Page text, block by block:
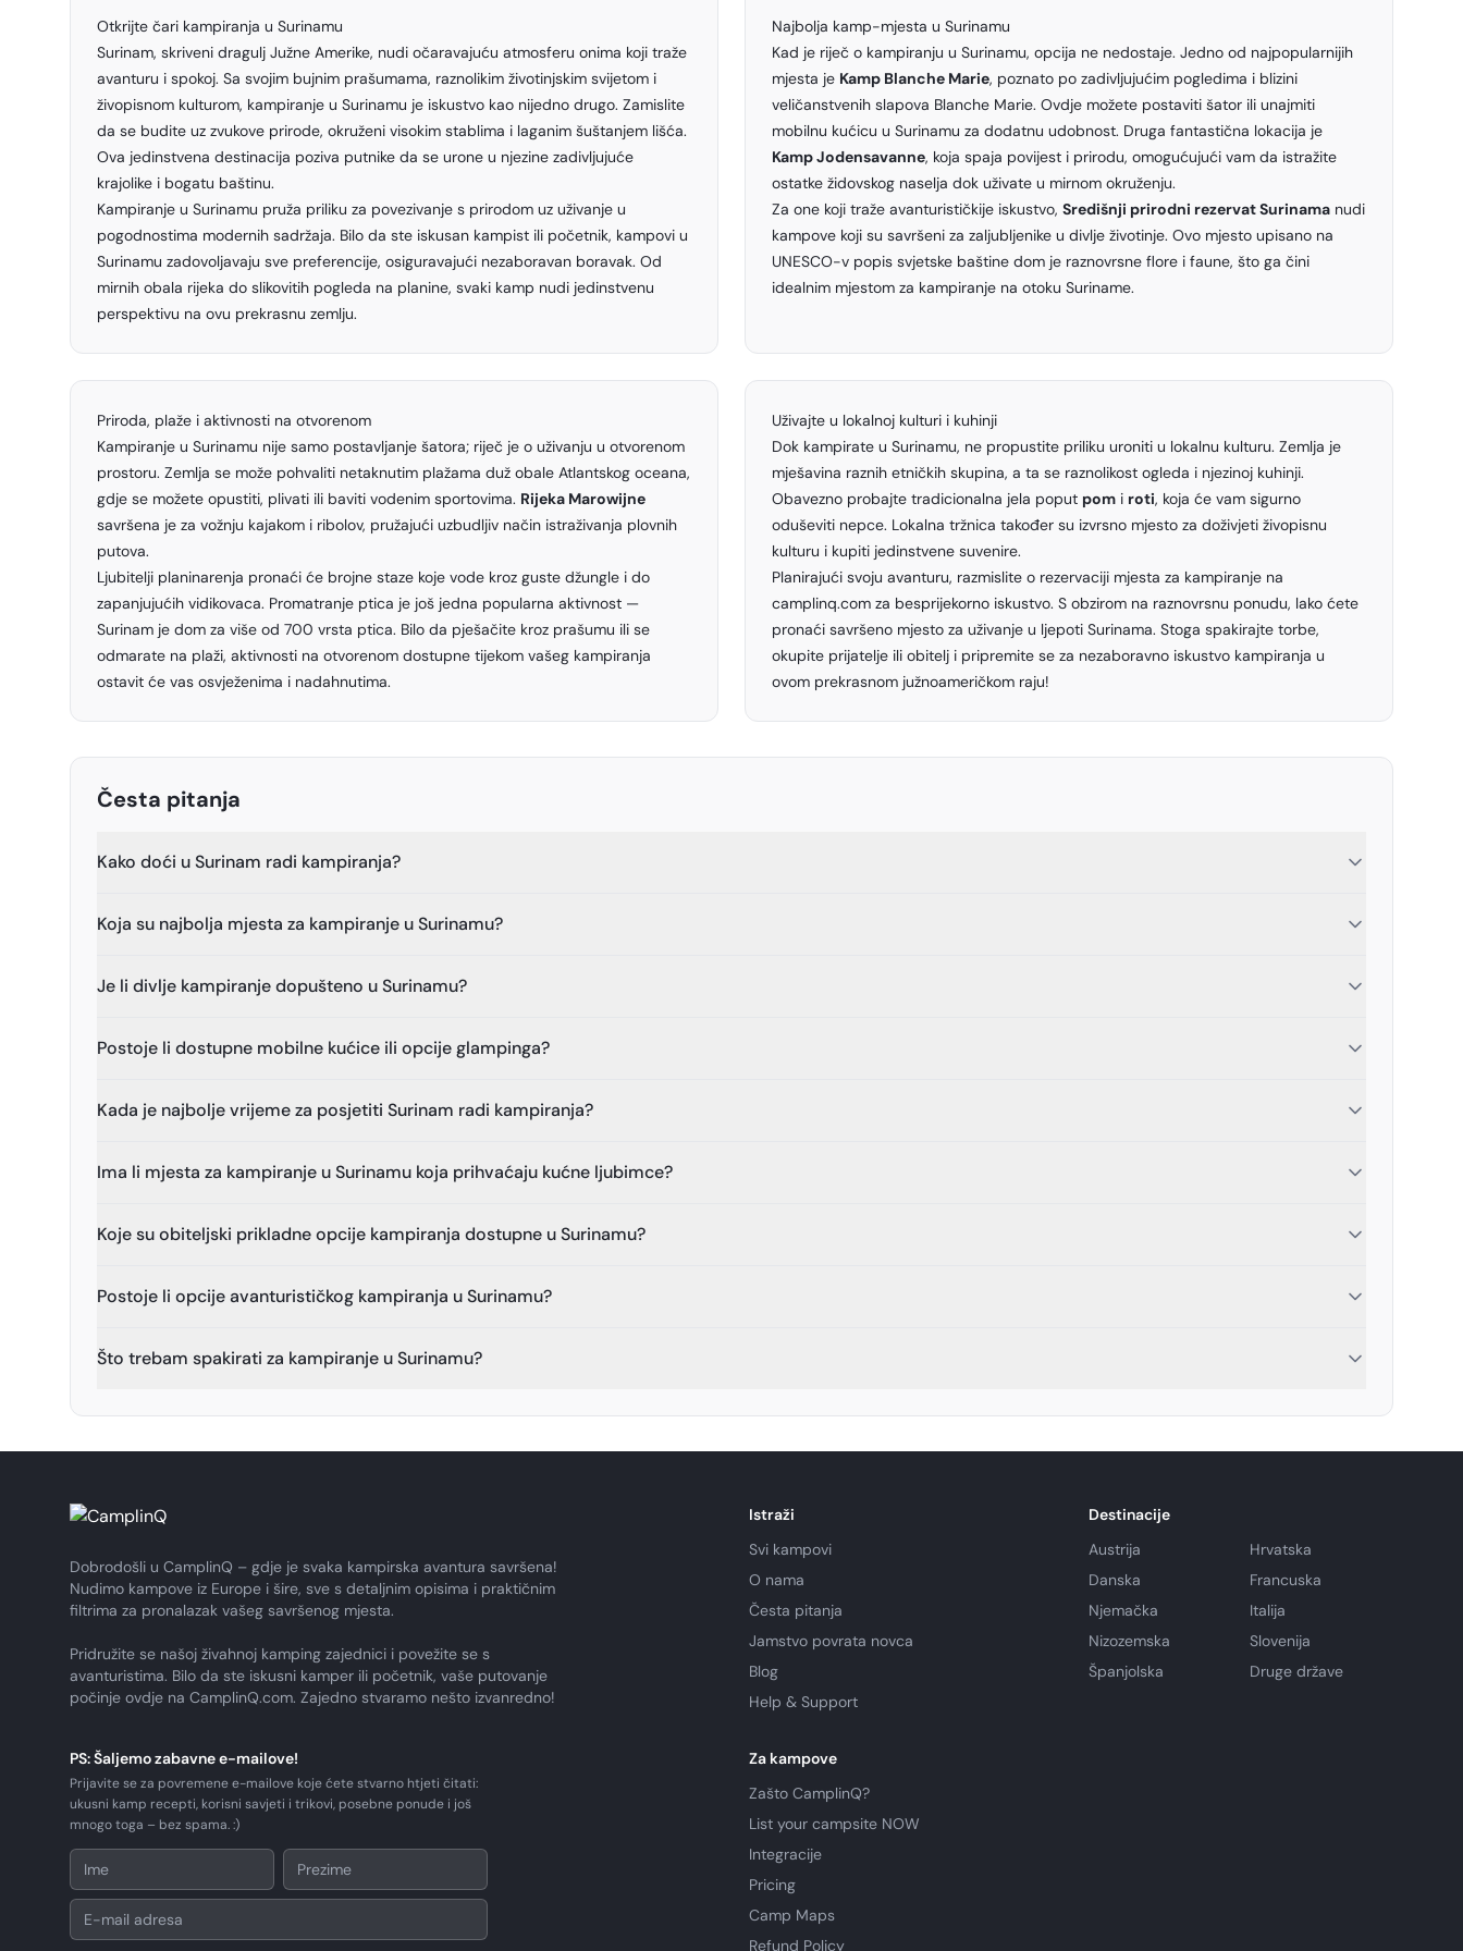
Otkrijte čari kampiranja u Surinamu
Surinam, skriveni dragulj Južne Amerike, nudi očaravajuću atmosferu onima koji traže
avanturu i spokoj. Sa svojim bujnim prašumama, raznolikim životinjskim svijetom i
živopisnom kulturom, kampiranje u Surinamu je iskustvo kao nijedno drugo. Zamislite
da se budite uz zvukove prirode, okruženi visokim stablima i laganim šuštanjem lišća.
Ova jedinstvena destinacija poziva putnike da se urone u njezine zadivljujuće
krajolike i bogatu baštinu.
Kampiranje u Surinamu pruža priliku za povezivanje s prirodom uz uživanje u
pogodnostima modernih sadržaja. Bilo da ste iskusan kampist ili početnik, kampovi u
Surinamu zadovoljavaju sve preferencije, osiguravajući nezaboravan boravak. Od
mirnih obala rijeka do slikovitih pogleda na planine, svaki kamp nudi jedinstvenu
perspektivu na ovu prekrasnu zemlju.
Najbolja kamp-mjesta u Surinamu
Kad je riječ o kampiranju u Surinamu, opcija ne nedostaje. Jedno od najpopularnijih
mjesta je Kamp Blanche Marie, poznato po zadivljujućim pogledima i blizini
veličanstvenih slapova Blanche Marie. Ovdje možete postaviti šator ili unajmiti
mobilnu kućicu u Surinamu za dodatnu udobnost. Druga fantastična lokacija je
Kamp Jodensavanne, koja spaja povijest i prirodu, omogućujući vam da istražite
ostatke židovskog naselja dok uživate u mirnom okruženju.
Za one koji traže avanturističkije iskustvo, Središnji prirodni rezervat Surinama nudi
kampove koji su savršeni za zaljubljenike u divlje životinje. Ovo mjesto upisano na
UNESCO-v popis svjetske baštine dom je raznovrsne flore i faune, što ga čini
idealnim mjestom za kampiranje na otoku Suriname.
Priroda, plaže i aktivnosti na otvorenom
Kampiranje u Surinamu nije samo postavljanje šatora; riječ je o uživanju u otvorenom
prostoru. Zemlja se može pohvaliti netaknutim plažama duž obale Atlantskog oceana,
gdje se možete opustiti, plivati ili baviti vodenim sportovima. Rijeka Marowijne
savršena je za vožnju kajakom i ribolov, pružajući uzbudljiv način istraživanja plovnih
putova.
Ljubitelji planinarenja pronaći će brojne staze koje vode kroz guste džungle i do
zapanjujućih vidikovaca. Promatranje ptica je još jedna popularna aktivnost —
Surinam je dom za više od 700 vrsta ptica. Bilo da pješačite kroz prašumu ili se
odmarate na plaži, aktivnosti na otvorenom dostupne tijekom vašeg kampiranja
ostavit će vas osvježenima i nadahnutima.
Uživajte u lokalnoj kulturi i kuhinji
Dok kampirate u Surinamu, ne propustite priliku uroniti u lokalnu kulturu. Zemlja je
mješavina raznih etničkih skupina, a ta se raznolikost ogleda i njezinoj kuhinji.
Obavezno probajte tradicionalna jela poput pom i roti, koja će vam sigurno
oduševiti nepce. Lokalna tržnica također su izvrsno mjesto za doživjeti živopisnu
kulturu i kupiti jedinstvene suvenire.
Planirajući svoju avanturu, razmislite o rezervaciji mjesta za kampiranje na
camplinq.com za besprijekorno iskustvo. S obzirom na raznovrsnu ponudu, lako ćete
pronaći savršeno mjesto za uživanje u ljepoti Surinama. Stoga spakirajte torbe,
okupite prijatelje ili obitelj i pripremite se za nezaboravno iskustvo kampiranja u
ovom prekrasnom južnoameričkom raju!
Česta pitanja
Kako doći u Surinam radi kampiranja?
Koja su najbolja mjesta za kampiranje u Surinamu?
Je li divlje kampiranje dopušteno u Surinamu?
Postoje li dostupne mobilne kućice ili opcije glampinga?
Kada je najbolje vrijeme za posjetiti Surinam radi kampiranja?
Ima li mjesta za kampiranje u Surinamu koja prihvaćaju kućne ljubimce?
Koje su obiteljski prikladne opcije kampiranja dostupne u Surinamu?
Postoje li opcije avanturističkog kampiranja u Surinamu?
Što trebam spakirati za kampiranje u Surinamu?
Dobrodošli u CamplinQ – gdje je svaka kampirska avantura savršena!
Nudimo kampove iz Europe i šire, sve s detaljnim opisima i praktičnim
filtrima za pronalazak vašeg savršenog mjesta.
Pridružite se našoj živahnoj kamping zajednici i povežite se s
avanturistima. Bilo da ste iskusni kamper ili početnik, vaše putovanje
počinje ovdje na CamplinQ.com. Zajedno stvaramo nešto izvanredno!
Istraži
Svi kampovi
O nama
Česta pitanja
Jamstvo povrata novca
Blog
Help & Support
Destinacije
Austrija
Hrvatska
Danska
Francuska
Njemačka
Italija
Nizozemska
Slovenija
Španjolska
Druge države
PS: Šaljemo zabavne e-mailove!
Prijavite se za povremene e-mailove koje ćete stvarno htjeti čitati:
ukusni kamp recepti, korisni savjeti i trikovi, posebne ponude i još
mnogo toga – bez spama. :)
Za kampove
Zašto CamplinQ?
List your campsite NOW
Integracije
Pricing
Camp Maps
Refund Policy